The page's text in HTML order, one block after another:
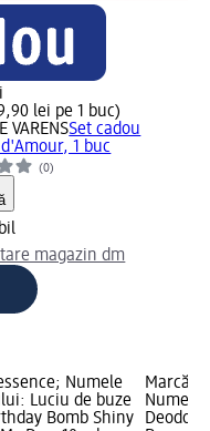
lei pe 1 buc)
VARENSSet cadou
1 buc
(0)
magazin dm
Numele
Luciu de buze
Bomb Shiny
Marcă:
Numele